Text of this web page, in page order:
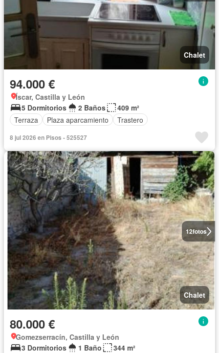
Chalet
94.000 €
Íscar, Castilla y León
5 Dormitorios
2 Baños
409 m²
Terraza
Plaza aparcamiento Trastero
8 jul 2026 en Pisos - 525527
12fotos
Chalet
80.000 €
Gomezserracín, Castilla y León
3 Dormitorios
1 Baño
344 m²